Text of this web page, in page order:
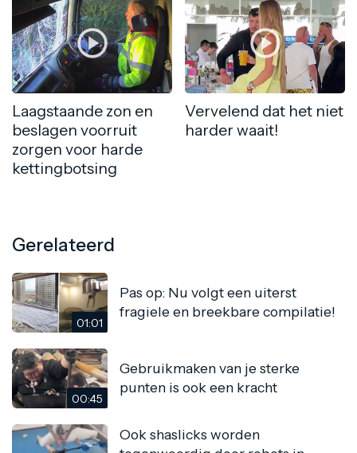
Laagstaande zon en
beslagen voorruit
zorgen voor harde
kettingbotsing
Vervelend dat het niet
harder waait!
Gerelateerd
01:01
Pas op: Nu volgt een uiterst
fragiele en breekbare compilatie!
00:45
Gebruikmaken van je sterke
punten is ook een kracht
Ook shaslicks worden